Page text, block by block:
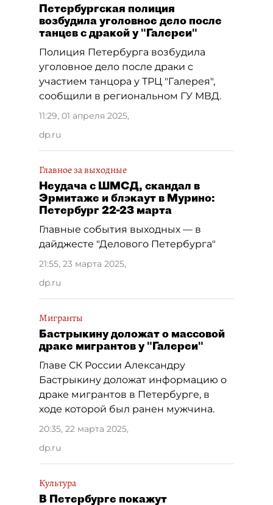
Петербургская полиция
возбудила уголовное дело после
танцев с дракой у "Галереи"
Полиция Петербурга возбудила
уголовное дело после драки с
участием танцора у ТРЦ "Галерея",
сообщили в региональном ГУ МВД.
11:29, 01 апреля 2025,
dp.ru
Главное за выходные
Неудача с ШМСД, скандал в
Эрмитаже и блэкаут в Мурино:
Петербург 22-23 марта
Главные события выходных — в
дайджесте "Делового Петербурга"
21:55, 23 марта 2025,
dp.ru
Мигранты
Бастрыкину доложат о массовой
драке мигрантов у "Галереи"
Главе СК России Александру
Бастрыкину доложат информацию о
драке мигрантов в Петербурге, в
ходе которой был ранен мужчина.
20:35, 22 марта 2025,
dp.ru
Культура
В Петербурге покажут